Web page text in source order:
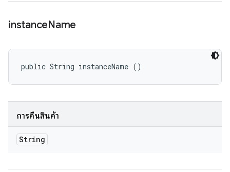
instanceName
public String instanceName ()
การคืนสินค้า
String